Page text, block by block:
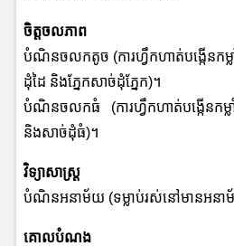
ចិត្តចលភាព
បំណិនចលកតូច (ការហ្វឹកហាត់បង្កើនក
ដុំដៃ និងភ្នែកសាច់ដុំភ្នែក)។
បំណិនចលកធំ (ការហ្វឹកហាត់បង្កើនក
និងសាច់ដុំធំ)។
វិទ្យាសាស្រ្ត
បំណិនអនាម័យ (ទម្លាប់រស់នៅមានអនាម័
គោលបំណង